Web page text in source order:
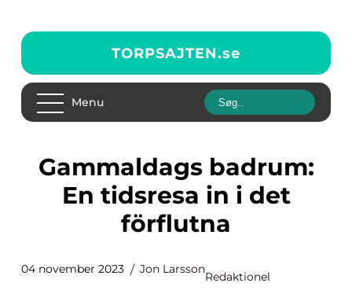
TORPSAJTEN.se
Menu
Gammaldags badrum:
En tidsresa in i det
förflutna
04 november 2023 Jon Larsson
Redaktionel